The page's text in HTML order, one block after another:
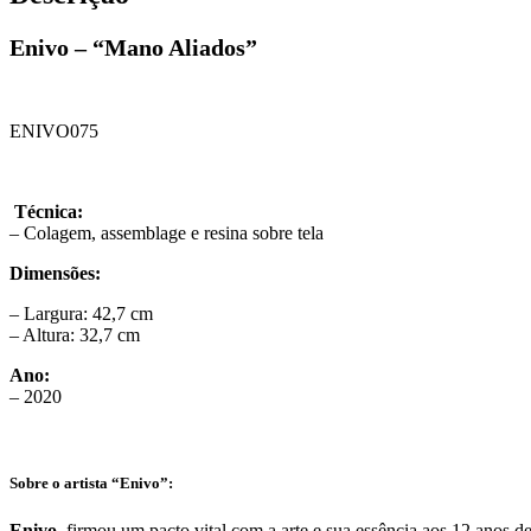
Enivo – “Mano Aliados”
ENIVO075
Técnica:
– Colagem, assemblage e resina sobre tela
Dimensões:
– Largura: 42,7 cm
– Altura: 32,7 cm
Ano:
– 2020
Sobre o artista “Enivo”: